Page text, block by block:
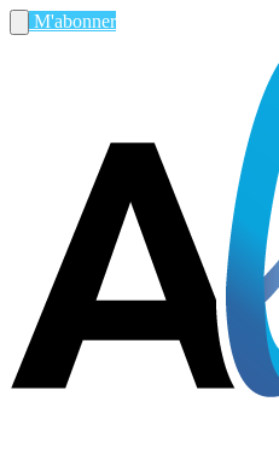
M'abonner